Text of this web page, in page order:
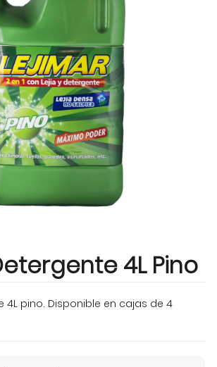
4L Pino
4L pino. Disponible en cajas de 4